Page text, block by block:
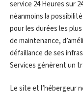
service 24 Heures sur
néanmoins la
pour les durées les
de maintenance,
défaillance de ses
Services génèrent un
Le site et l’hébergeur